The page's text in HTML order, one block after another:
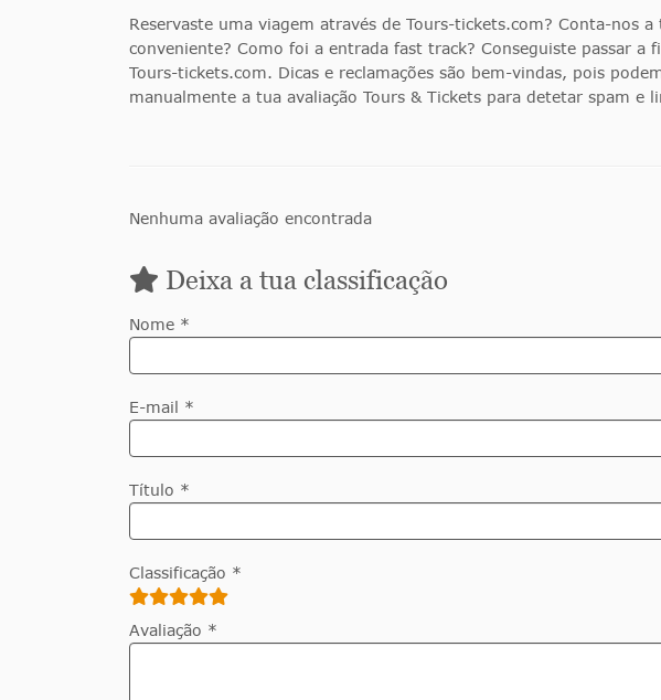
Reservaste uma viagem através de Tours-tickets.com? Conta-nos
conveniente? Como foi a entrada fast track? Conseguiste passar
Tours-tickets.com. Dicas e reclamações são bem-vindas, pois
manualmente a tua avaliação Tours & Tickets para detetar spam
Nenhuma avaliação encontrada
Deixa a tua classificação
Nome *
E-mail *
Título *
Classificação *
Avaliação *